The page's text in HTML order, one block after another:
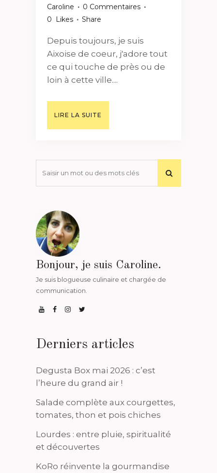
Caroline
0 Commentaires
0
Likes Share
Depuis toujours, je suis
Aixoise de coeur, j'adore tout
ce qui touche de près ou de
loin à cette ville....
LIRE LA SUITE
Bonjour, je suis Caroline.
Je suis blogueuse culinaire et chargée de
communication.
Derniers articles
Degusta Box mai 2026 : c’est
l’heure du grand air !
Salade complète aux courgettes,
tomates, thon et pois chiches
Lourdes : entre pluie, spiritualité
et découvertes
KoRo réinvente la gourmandise